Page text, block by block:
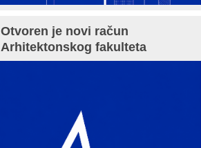
Otvoren je novi račun
Arhitektonskog fakulteta